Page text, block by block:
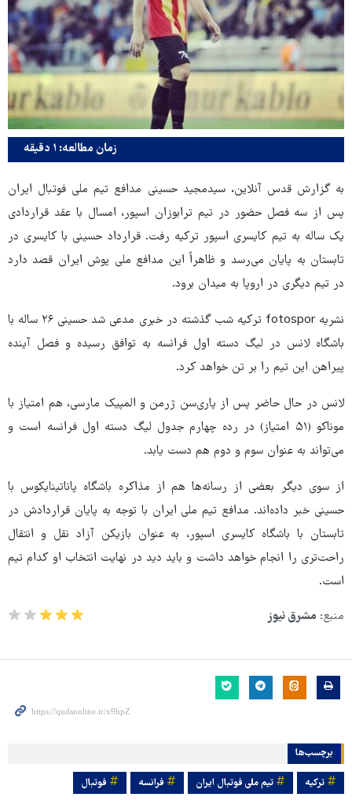
زمان مطالعه: ۱ دقیقه
به گزارش قدس آنلاین، سیدمجید حسینی مدافع تیم ملی فوتبال ایران
پس از سه فصل حضور در تیم ترابوزان اسپور، امسال با عقد قراردادی
یک ساله به تیم کایسری اسپور ترکیه رفت. قرارداد حسینی با کایسری در
تابستان به پایان می‌رسد و ظاهراً این مدافع ملی پوش ایران قصد دارد
در تیم دیگری در اروپا به میدان برود.
نشریه fotospor ترکیه شب گذشته در خبری مدعی شد حسینی ۲۶ ساله با
باشگاه لانس در لیگ دسته اول فرانسه به توافق رسیده و فصل آینده
پیراهن این تیم را بر تن خواهد کرد.
لانس در حال حاضر پس از پاری‌سن ژرمن و المپیک مارسی، هم امتیاز با
موناکو (۵۱ امتیاز) در رده چهارم جدول لیگ دسته اول فرانسه است و
می‌تواند به عنوان سوم و دوم هم دست یابد.
از سوی دیگر بعضی از رسانه‌ها هم از مذاکره باشگاه پاناتینایکوس با
حسینی خبر داده‌اند. مدافع تیم ملی ایران با توجه به پایان قراردادش در
تابستان با باشگاه کایسری اسپور، به عنوان بازیکن آزاد نقل و انتقال
راحت‌تری را انجام خواهد داشت و باید دید در نهایت انتخاب او کدام تیم
است.
منبع: مشرق نیوز
برچسب‌ها
ترکیه تیم ملی فوتبال ایران فرانسه فوتبال